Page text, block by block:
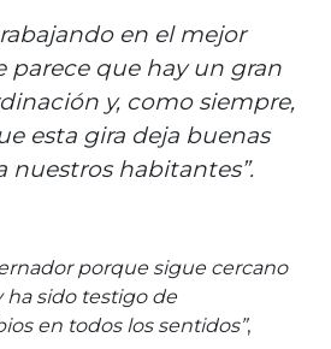
en el mejor
parece que hay un gran
y, como siempre,
esta gira deja buenas
nuestros habitantes”.
porque sigue cercano
ha sido testigo de
en todos los sentidos”,